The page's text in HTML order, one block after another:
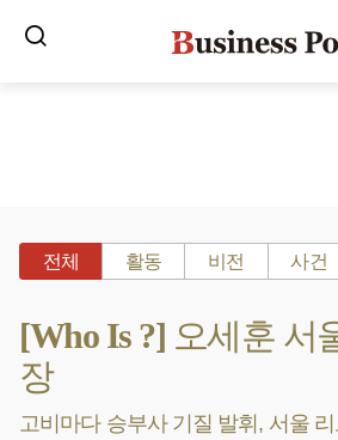
전체 활동 비전 사건
[Who Is ?] 오세훈 서
장
고비마다 승부사 기질 발휘, 서울